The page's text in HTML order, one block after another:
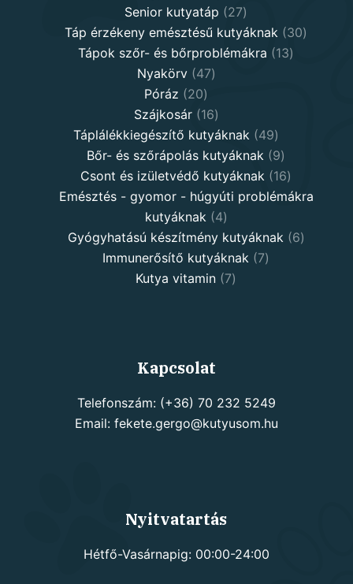
Senior kutyatáp 2727
products
Táp érzékeny emésztésű kutyáknak 3030
Tápok szőr- és bőrproblémákra 1313
Nyakörv 4747
Póráz 2020
products
Szájkosár 1616
products
Táplálékkiegészítő kutyáknak 4949
products
Bőr- és szőrápolás kutyáknak 99
products
Csont és izületvédő kutyáknak 1616
products
Emésztés - gyomor - húgyúti problémákra
kutyáknak
44
products
Gyógyhatású készítmény kutyáknak 66
Immunerősítő kutyáknak 77
Kutya vitamin 77
Kapcsolat
Telefonszám: (+36) 70 232 5249
Email: fekete.gergo@kutyusom.hu
Nyitvatartás
Hétfő-Vasárnapig: 00:00-24:00